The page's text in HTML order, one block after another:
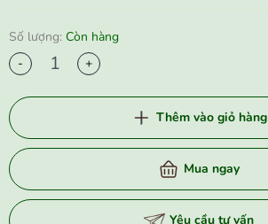
Số lượng: Còn hàng
-
+
Thêm vào giỏ hàng
Mua ngay
Yêu cầu tư vấn